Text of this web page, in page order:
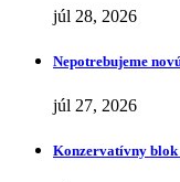
júl 28, 2026
Nepotrebujeme
júl 27, 2026
Konzervatívny